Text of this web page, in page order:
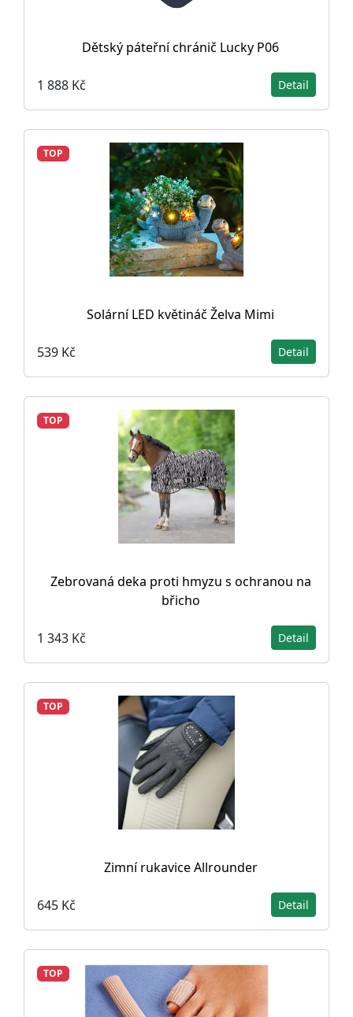
Dětský páteřní chránič Lucky P06
1 888 Kč Detail
TOP
Solární LED květináč Želva Mimi
539 Kč Detail
TOP
Zebrovaná deka proti hmyzu s ochranou na
břicho
1 343 Kč Detail
TOP
Zimní rukavice Allrounder
645 Kč Detail
TOP